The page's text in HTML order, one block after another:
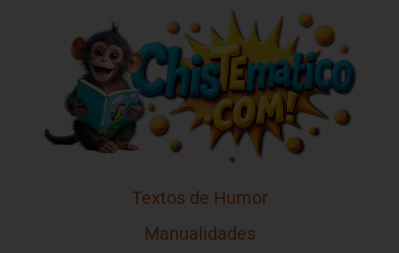
Textos de Humor
Manualidades